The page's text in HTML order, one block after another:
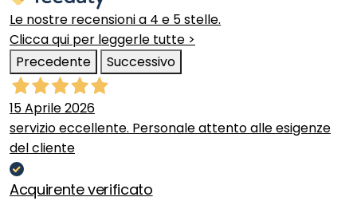
Le nostre recensioni a 4 e 5 stelle.
Clicca qui per leggerle tutte >
Precedente
Successivo
15 Aprile 2026
servizio eccellente. Personale attento alle esigenze
del cliente
Acquirente verificato